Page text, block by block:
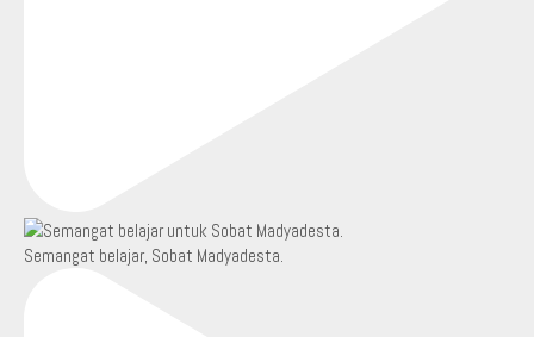
Semangat belajar, Sobat Madyadesta.